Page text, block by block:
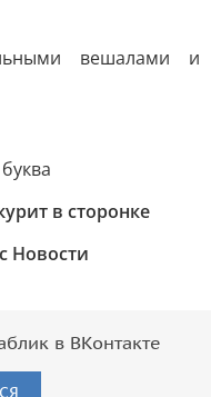
вешалами и
в сторонке
Новости
в ВКонтакте